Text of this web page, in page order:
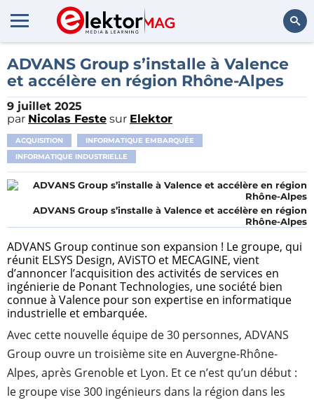
Rechercher
ADVANS Group s’installe à Valence
et accélère en région Rhône-Alpes
9 juillet 2025
par Nicolas Feste sur Elektor
ACQUISITION
INFORMATIQUE EMBARQUÉE
INFORMATIQUE INDUSTRIELLE
ADVANS Group s’installe à Valence et accélère en région
Rhône-Alpes
ADVANS Group continue son expansion ! Le groupe, qui
réunit ELSYS Design, AViSTO et MECAGINE, vient
d’annoncer l’acquisition des activités de services en
ingénierie de Ponant Technologies, une société bien
connue à Valence pour son expertise en informatique
industrielle et embarquée.
Avec cette nouvelle équipe de 30 personnes, ADVANS
Group ouvre un troisième site en Auvergne-Rhône-
Alpes, après Grenoble et Lyon. Et ce n’est qu’un début :
le groupe vise 300 ingénieurs dans la région dans les